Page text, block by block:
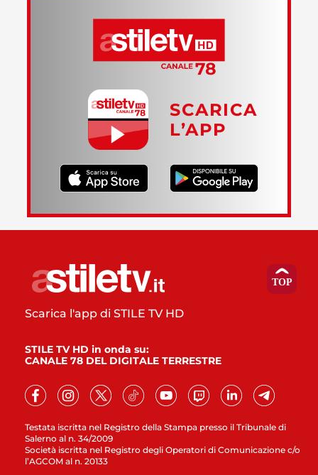
SCARICA
L’APP
Testata iscritta nel Registro della Stampa presso il Tribunale di
Salerno al n. 34/2009
Società iscritta nel Registro degli Operatori di Comunicazione c/o
l’AGCOM al n. 20133
Scarica l'app di STILE TV HD
STILE TV HD in onda su:
CANALE 78 DEL DIGITALE TERRESTRE